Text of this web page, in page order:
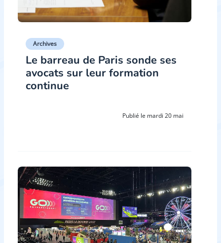
Archives
Le barreau de Paris sonde ses
avocats sur leur formation
continue
Publié le mardi 20 mai